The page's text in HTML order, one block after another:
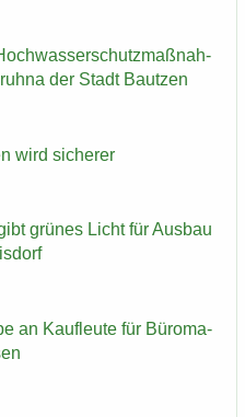
der Stadt Baut­zen
wird si­che­rer
grü­nes Licht für Aus­bau
an Kauf­leu­te für Bü­ro­ma­